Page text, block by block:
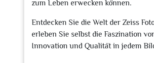
zum Leben erwecken können.
Entdecken Sie die Welt der Zeiss
erleben Sie selbst die Faszination
Innovation und Qualität in jedem